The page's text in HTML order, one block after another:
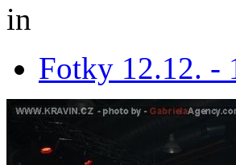
in
Fotky 12.12. -